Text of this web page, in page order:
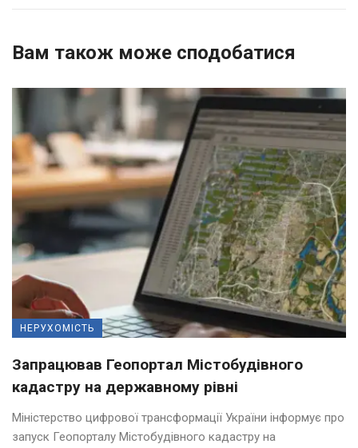
Вам також може сподобатися
НЕРУХОМІСТЬ
Запрацював Геопортал Містобудівного
кадастру на державному рівні
Міністерство цифрової трансформації України інформує про
запуск Геопорталу Містобудівного кадастру на